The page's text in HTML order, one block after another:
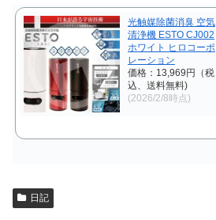
光触媒除菌消臭 空気
清浄機 ESTO CJ002
ホワイト ヒロコーポ
レーション
価格：13,969円（税
込、送料無料)
(2026/2/8時点)
日記